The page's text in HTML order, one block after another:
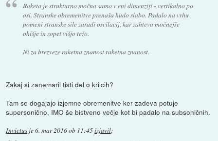
Raketa je strukturno močna samo v eni dimenziji - vertikalno po
osi. Stranske obremenitve prenaša hudo slabo. Padalo na vrhu
pomeni stranske sile zaradi oscilacij, kar zahteva močnejše
ohišje in zopet višjo težo.
Ni za brezveze raketna znanost raketna znanost.
Zakaj si zanemaril tisti del o krilcih?
Tam se dogajajo izjemne obremenitve ker zadeva potuje
supersonično, IMO še bistveno večje kot bi padalo na subsoničnih.
Invictus je6. mar 2016 ob 11:45izjavil: